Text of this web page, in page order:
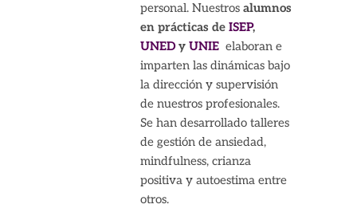
personal. Nuestros alumnos
en prácticas de ISEP,
UNEDy UNIE elaboran e
imparten las dinámicas bajo
la dirección y supervisión
de nuestros profesionales.
Se han desarrollado talleres
de gestión de ansiedad,
mindfulness, crianza
positiva y autoestima entre
otros.